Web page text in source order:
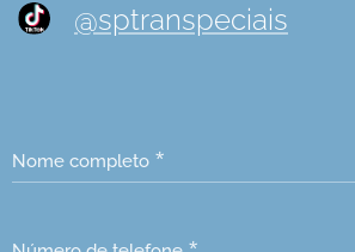
@sptranspeciais
Nome completo